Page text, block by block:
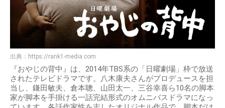
出典： https://rank1-media.com
『おやじの背中』は、2014年TBS系の「日曜劇場」枠で放送
されたテレビドラマです。八木康夫さんがプロデュースを担
当し、鎌田敏夫、倉本聰、山田太一、三谷幸喜ら10名の脚本
家が脚本を手掛ける一話完結形式のオムニバスドラマになっ